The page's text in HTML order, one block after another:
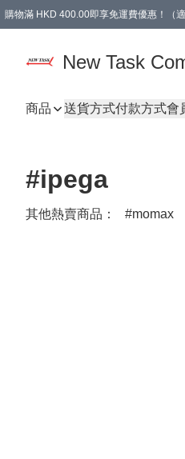
購物滿 HKD 400.00即享免運費優惠！（
New Task
商品 送貨方式付款方式會
#ipega
其他熱賣商品： momax